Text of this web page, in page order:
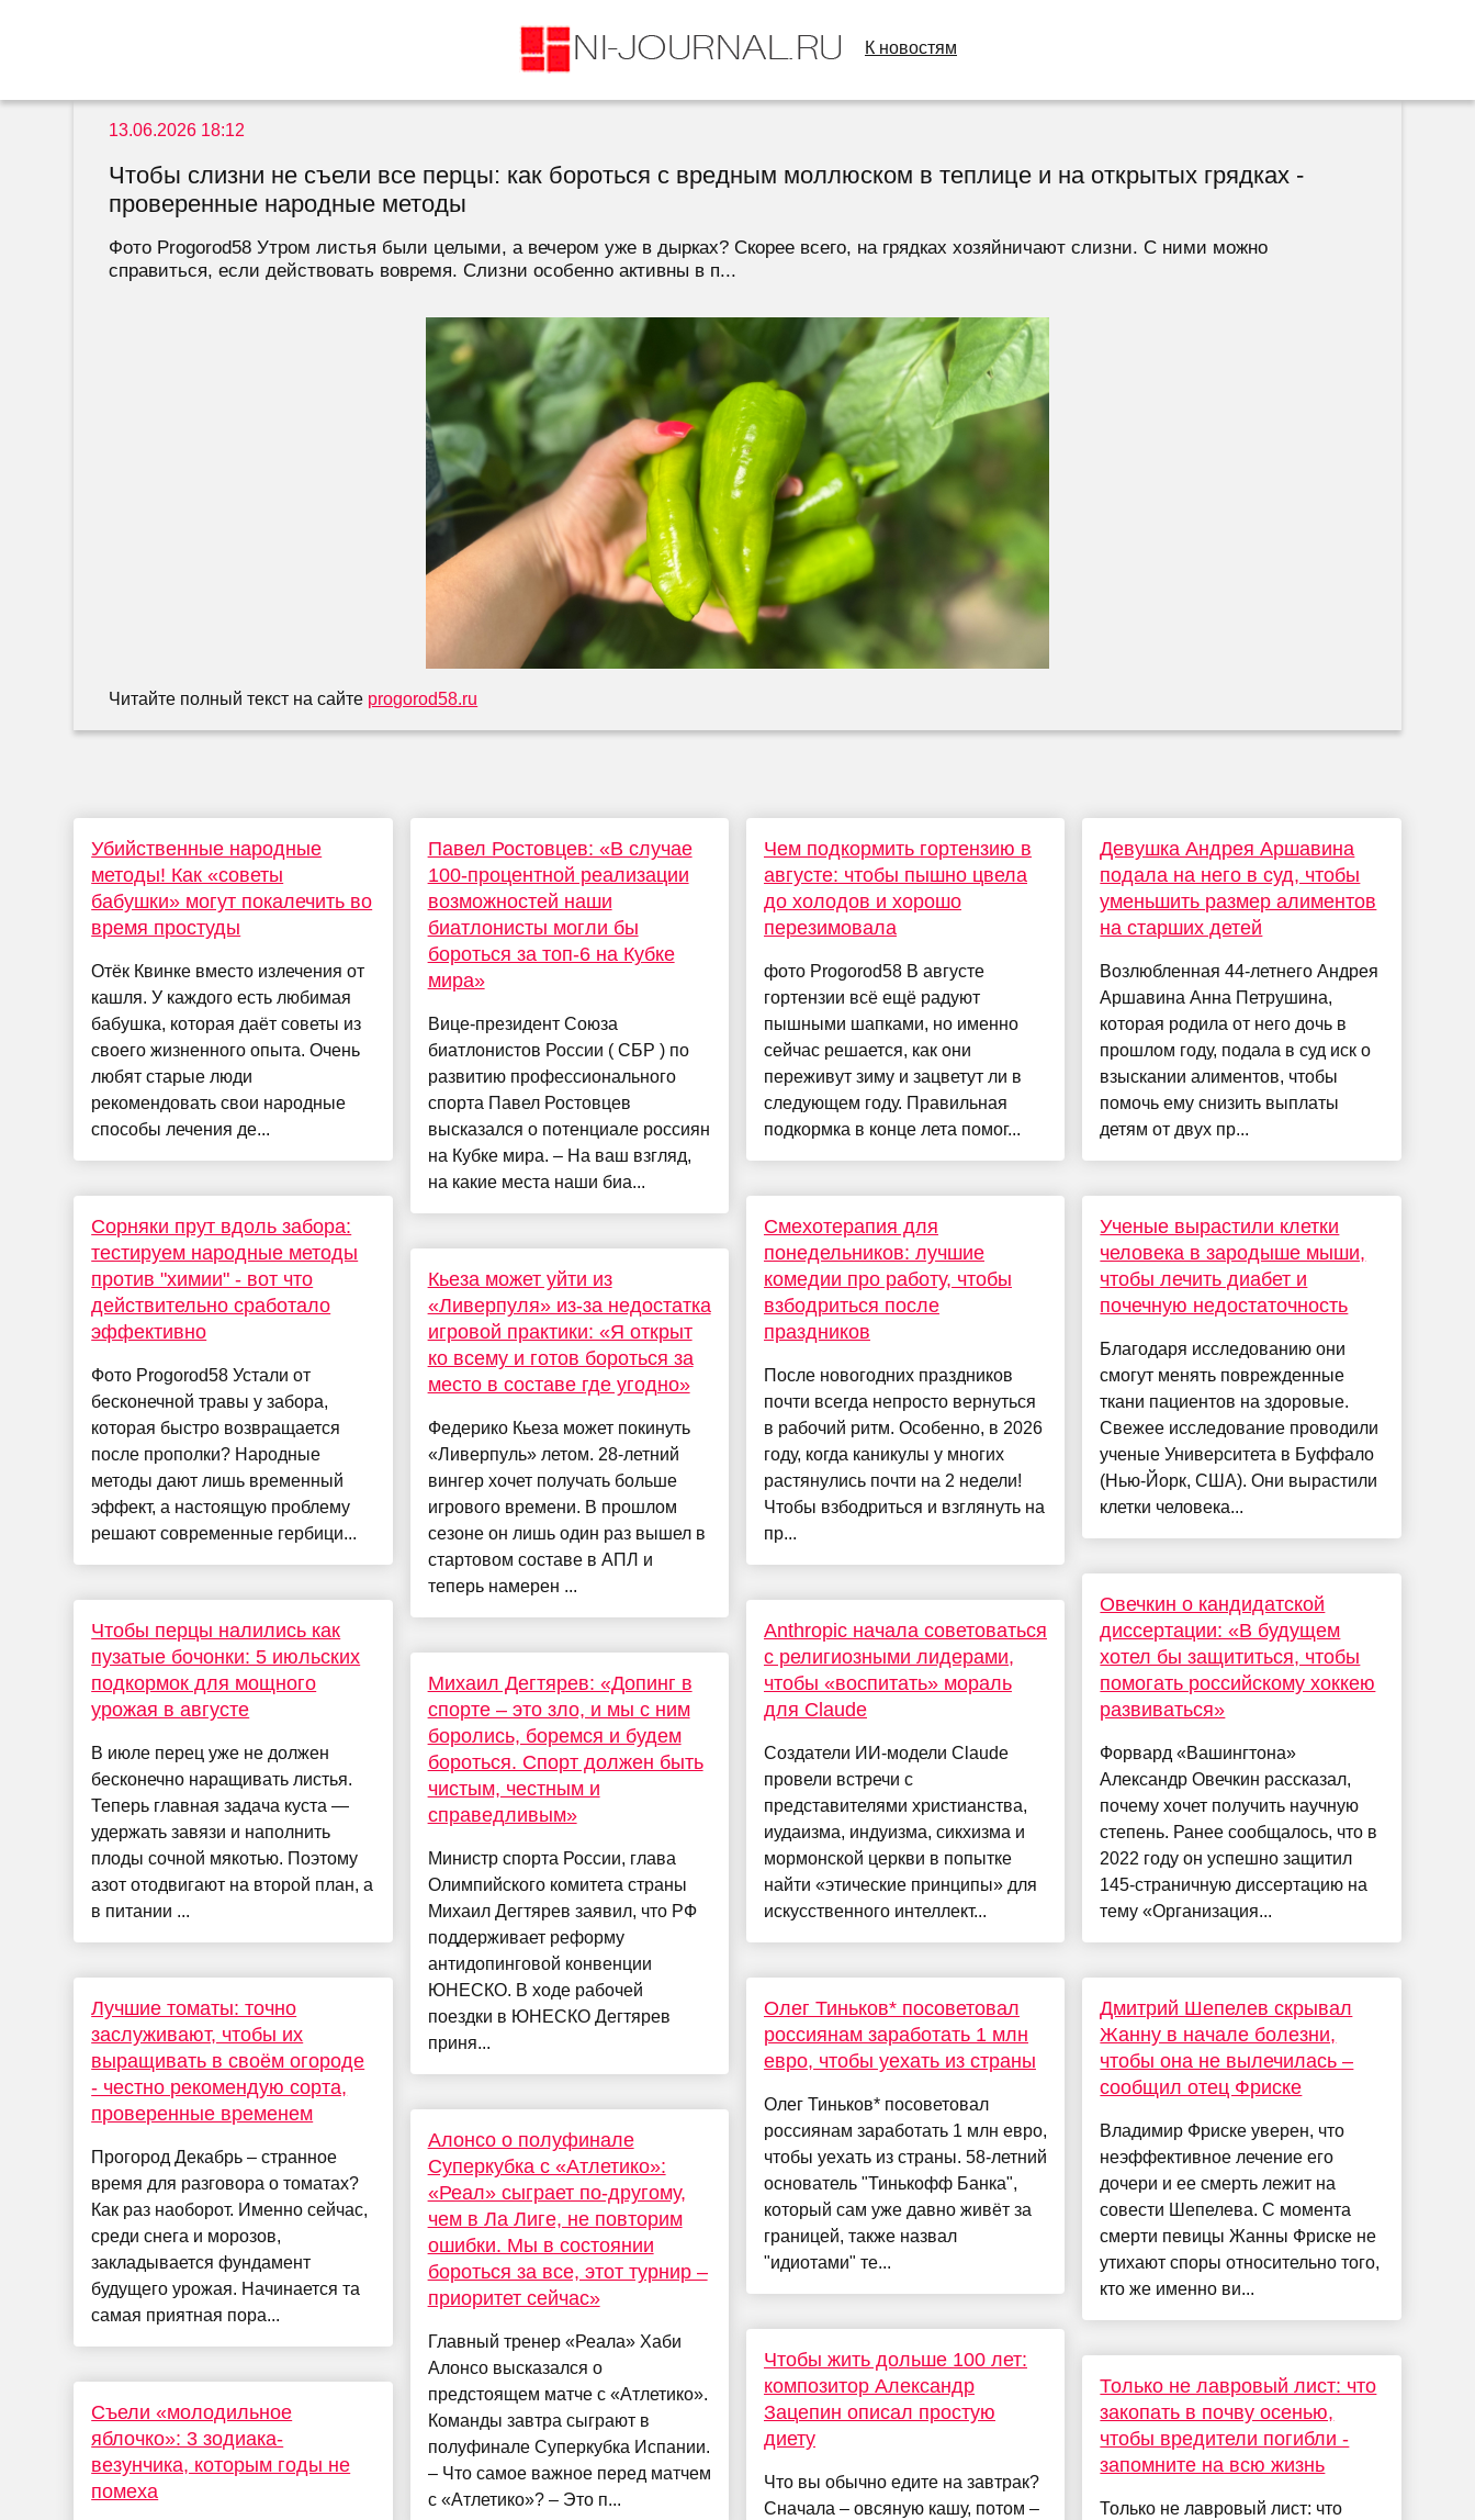
К новостям
13.06.2026 18:12
Чтобы слизни не съели все перцы: как бороться с вредным моллюском в теплице и на открытых грядках -
проверенные народные методы
Фото Progorod58 Утром листья были целыми, а вечером уже в дырках? Скорее всего, на грядках хозяйничают слизни. С ними можно
справиться, если действовать вовремя. Слизни особенно активны в п...
Читайте полный текст на сайте progorod58.ru
Убийственные народные
методы! Как «советы
бабушки» могут покалечить во
время простуды
Отёк Квинке вместо излечения от
кашля. У каждого есть любимая
бабушка, которая даёт советы из
своего жизненного опыта. Очень
любят старые люди
рекомендовать свои народные
способы лечения де...
Сорняки прут вдоль забора:
тестируем народные методы
против "химии" - вот что
действительно сработало
эффективно
Фото Progorod58 Устали от
бесконечной травы у забора,
которая быстро возвращается
после прополки? Народные
методы дают лишь временный
эффект, а настоящую проблему
решают современные гербици...
Чтобы перцы налились как
пузатые бочонки: 5 июльских
подкормок для мощного
урожая в августе
В июле перец уже не должен
бесконечно наращивать листья.
Теперь главная задача куста —
удержать завязи и наполнить
плоды сочной мякотью. Поэтому
азот отодвигают на второй план, а
в питании ...
Лучшие томаты: точно
заслуживают, чтобы их
выращивать в своём огороде
- честно рекомендую сорта,
проверенные временем
Прогород Декабрь – странное
время для разговора о томатах?
Как раз наоборот. Именно сейчас,
среди снега и морозов,
закладывается фундамент
будущего урожая. Начинается та
самая приятная пора...
Съели «молодильное
яблочко»: 3 зодиака-
везунчика, которым годы не
помеха
Павел Ростовцев: «В случае
100-процентной реализации
возможностей наши
биатлонисты могли бы
бороться за топ-6 на Кубке
мира»
Вице-президент Союза
биатлонистов России ( СБР ) по
развитию профессионального
спорта Павел Ростовцев
высказался о потенциале россиян
на Кубке мира. – На ваш взгляд,
на какие места наши биа...
Кьеза может уйти из
«Ливерпуля» из-за недостатка
игровой практики: «Я открыт
ко всему и готов бороться за
место в составе где угодно»
Федерико Кьеза может покинуть
«Ливерпуль» летом. 28-летний
вингер хочет получать больше
игрового времени. В прошлом
сезоне он лишь один раз вышел в
стартовом составе в АПЛ и
теперь намерен ...
Михаил Дегтярев: «Допинг в
спорте – это зло, и мы с ним
боролись, боремся и будем
бороться. Спорт должен быть
чистым, честным и
справедливым»
Министр спорта России, глава
Олимпийского комитета страны
Михаил Дегтярев заявил, что РФ
поддерживает реформу
антидопинговой конвенции
ЮНЕСКО. В ходе рабочей
поездки в ЮНЕСКО Дегтярев
приня...
Алонсо о полуфинале
Суперкубка с «Атлетико»:
«Реал» сыграет по-другому,
чем в Ла Лиге, не повторим
ошибки. Мы в состоянии
бороться за все, этот турнир –
приоритет сейчас»
Главный тренер «Реала» Хаби
Алонсо высказался о
предстоящем матче с «Атлетико».
Команды завтра сыграют в
полуфинале Суперкубка Испании.
– Что самое важное перед матчем
с «Атлетико»? – Это п...
Чем подкормить гортензию в
августе: чтобы пышно цвела
до холодов и хорошо
перезимовала
фото Progorod58 В августе
гортензии всё ещё радуют
пышными шапками, но именно
сейчас решается, как они
переживут зиму и зацветут ли в
следующем году. Правильная
подкормка в конце лета помог...
Смехотерапия для
понедельников: лучшие
комедии про работу, чтобы
взбодриться после
праздников
После новогодних праздников
почти всегда непросто вернуться
в рабочий ритм. Особенно, в 2026
году, когда каникулы у многих
растянулись почти на 2 недели!
Чтобы взбодриться и взглянуть на
пр...
Anthropic начала советоваться
с религиозными лидерами,
чтобы «воспитать» мораль
для Claude
Создатели ИИ-модели Claude
провели встречи с
представителями христианства,
иудаизма, индуизма, сикхизма и
мормонской церкви в попытке
найти «этические принципы» для
искусственного интеллект...
Олег Тиньков* посоветовал
россиянам заработать 1 млн
евро, чтобы уехать из страны
Олег Тиньков* посоветовал
россиянам заработать 1 млн евро,
чтобы уехать из страны. 58-летний
основатель "Тинькофф Банка",
который сам уже давно живёт за
границей, также назвал
"идиотами" те...
Чтобы жить дольше 100 лет:
композитор Александр
Зацепин описал простую
диету
Что вы обычно едите на завтрак?
Сначала – овсяную кашу, потом –
Девушка Андрея Аршавина
подала на него в суд, чтобы
уменьшить размер алиментов
на старших детей
Возлюбленная 44-летнего Андрея
Аршавина Анна Петрушина,
которая родила от него дочь в
прошлом году, подала в суд иск о
взыскании алиментов, чтобы
помочь ему снизить выплаты
детям от двух пр...
Ученые вырастили клетки
человека в зародыше мыши,
чтобы лечить диабет и
почечную недостаточность
Благодаря исследованию они
смогут менять поврежденные
ткани пациентов на здоровые.
Свежее исследование проводили
ученые Университета в Буффало
(Нью-Йорк, США). Они вырастили
клетки человека...
Овечкин о кандидатской
диссертации: «В будущем
хотел бы защититься, чтобы
помогать российскому хоккею
развиваться»
Форвард «Вашингтона»
Александр Овечкин рассказал,
почему хочет получить научную
степень. Ранее сообщалось, что в
2022 году он успешно защитил
145‑страничную диссертацию на
тему «Организация...
Дмитрий Шепелев скрывал
Жанну в начале болезни,
чтобы она не вылечилась –
сообщил отец Фриске
Владимир Фриске уверен, что
неэффективное лечение его
дочери и ее смерть лежит на
совести Шепелева. С момента
смерти певицы Жанны Фриске не
утихают споры относительно того,
кто же именно ви...
Только не лавровый лист: что
закопать в почву осенью,
чтобы вредители погибли -
запомните на всю жизнь
Только не лавровый лист: что